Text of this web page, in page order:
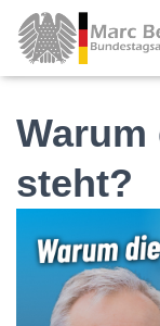
Warum
steht?